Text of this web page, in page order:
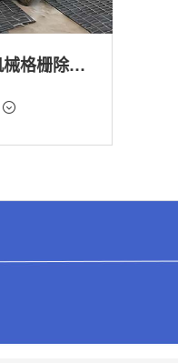
内蒙gsly回转式机械格栅除污机